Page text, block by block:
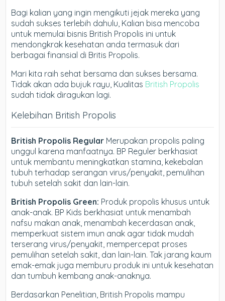
Bagi kalian yang ingin mengikuti jejak mereka yang
sudah sukses terlebih dahulu, Kalian bisa mencoba
untuk memulai bisnis British Propolis ini untuk
mendongkrak kesehatan anda termasuk dari
berbagai finansial di Britis Propolis.
Mari kita raih sehat bersama dan sukses bersama.
Tidak akan ada bujuk rayu, Kualitas British Propolis
sudah tidak diragukan lagi.
Kelebihan British Propolis
British Propolis Regular Merupakan propolis paling
unggul karena manfaatnya. BP Reguler berkhasiat
untuk membantu meningkatkan stamina, kekebalan
tubuh terhadap serangan virus/penyakit, pemulihan
tubuh setelah sakit dan lain-lain.
British Propolis Green: Produk propolis khusus untuk
anak-anak. BP Kids berkhasiat untuk menambah
nafsu makan anak, menambah kecerdasan anak,
memperkuat sistem imun anak agar tidak mudah
terserang virus/penyakit, mempercepat proses
pemulihan setelah sakit, dan lain-lain. Tak jarang kaum
emak-emak juga memburu produk ini untuk kesehatan
dan tumbuh kembang anak-anaknya.
Berdasarkan Penelitian, British Propolis mampu